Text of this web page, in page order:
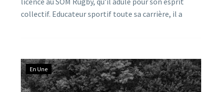
collectif. Educateur sportif toute sa carrière, il a
des Associations, et la sortie de son livre, « Millau
l’inspirante ».
En Une